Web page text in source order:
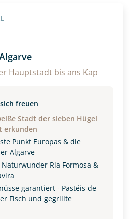
Hauptstadt bis ans Kap
freuen
Stadt der sieben Hügel
erkunden
Punkt Europas & die
Algarve
Ria Formosa &
garantiert - Pastéis de
Fisch und gegrillte